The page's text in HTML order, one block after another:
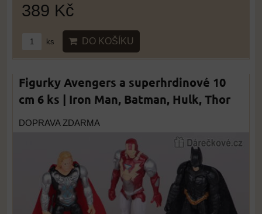
389 Kč
ks DO KOŠÍKU
Figurky Avengers a superhrdinové 10
cm 6 ks | Iron Man, Batman, Hulk, Thor
DOPRAVA ZDARMA